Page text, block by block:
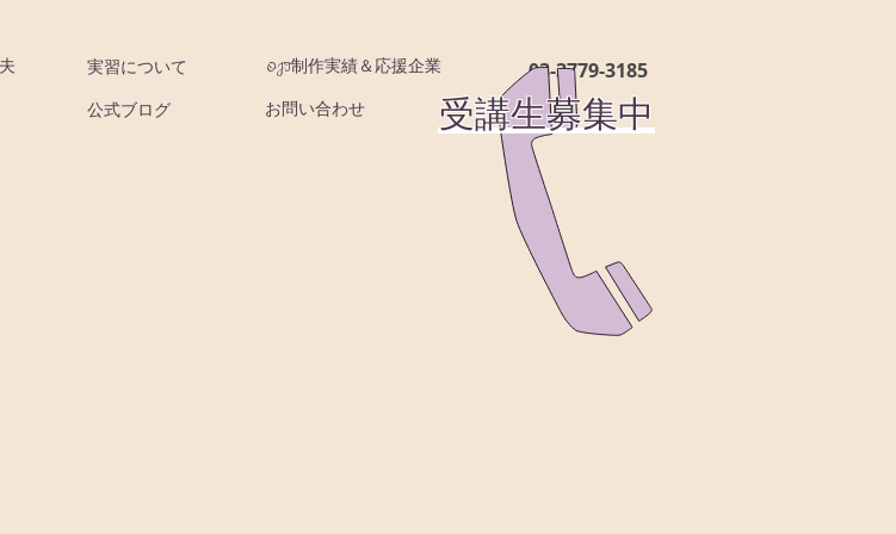
実習について
公式ブログ
03-3779-3185
受講生募集中
お問い合わせ
OJT制作実績＆応援企業